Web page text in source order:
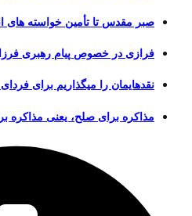
صبر مقدس تا تأمین خواسته های
فرازی در خصوص پیام رهبری
نقدهایمان را میگذاریم برای
مذاکره برای صلح، یعنی مذاکره